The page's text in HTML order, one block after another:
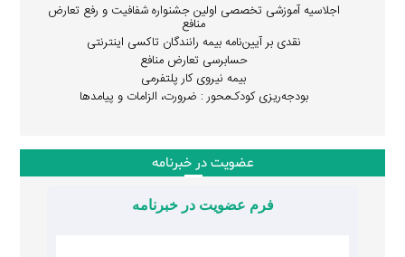
اجلاسیه آموزشی تخصصی اولین جشنواره شفافیت و رفع تعارض
منافع
نقدی بر آیین‌نامه بیمه رانندگان تاکسی اینترنتی
حسابرسی تعارض منافع
بیمه نیروی کار پلتفرمی
بودجه‌ریزی کودک‌محور : ضرورت، الزامات و پیامدها
عضویت در خبرنامه
فرم عضویت در خبرنامه